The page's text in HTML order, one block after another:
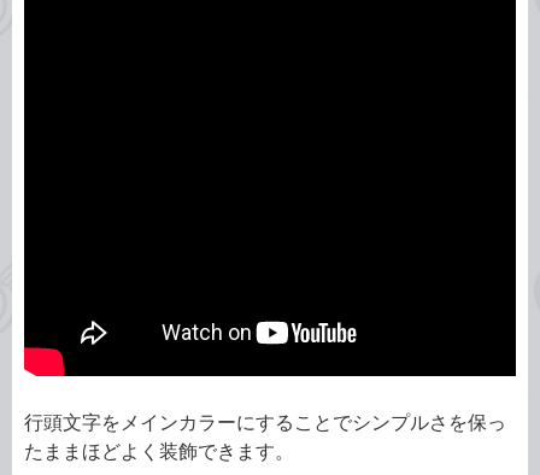
行頭文字をメインカラーにすることでシンプルさを保っ
たままほどよく装飾できます。